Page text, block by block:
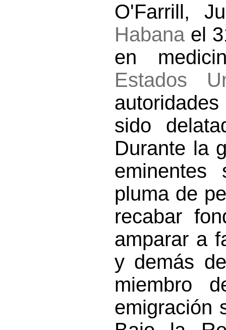
O'Farrill,
Habanael
en
Estados
sido
Durante la
pluma de
recabar
amparar a
y demás
miembro
emigración